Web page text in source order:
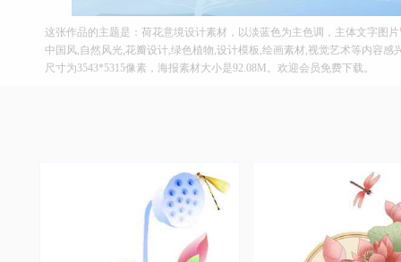
这张作品的主题是：荷花意境设计素材，以淡蓝色为主色调，主体文字图
中国风,自然风光,花瓣设计,绿色植物,设计模板,绘画素材,视觉艺术等内容感
尺寸为3543*5315像素，海报素材大小是92.08M。欢迎会员免费下载。